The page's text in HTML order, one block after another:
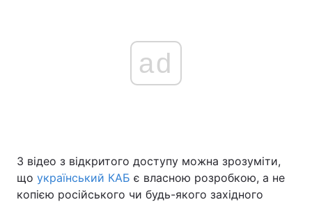
ad
З відео з відкритого доступу можна зрозуміти,
що український КАБ є власною розробкою, а не
копією російського чи будь-якого західного